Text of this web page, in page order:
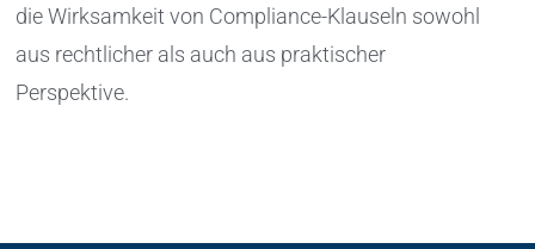
die Wirksamkeit von Compliance-Klauseln sowohl
aus rechtlicher als auch aus praktischer
Perspektive.